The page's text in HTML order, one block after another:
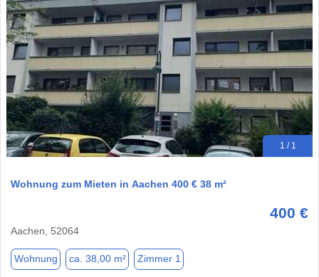
1 / 1
Wohnung zum Mieten in Aachen 400 € 38 m²
400 €
Aachen, 52064
Wohnung ca. 38,00 m² Zimmer 1